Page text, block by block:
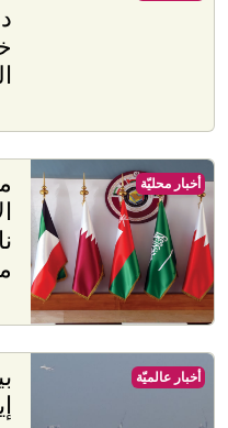
أخبار محليّة
أخبار عالميّة